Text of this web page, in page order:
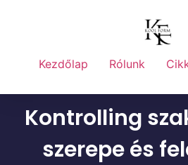
Kezdőlap Rólunk
Kontrolling
szerepe és